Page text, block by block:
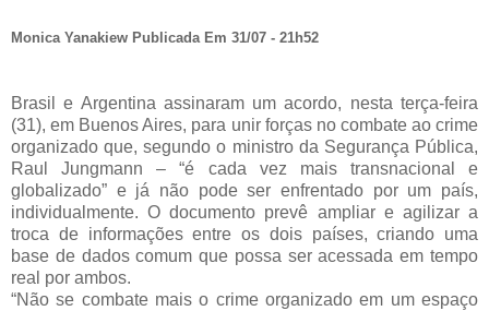
Monica Yanakiew Publicada Em 31/07 - 21h52
Brasil e Argentina assinaram um acordo, nesta terça-feira
(31), em Buenos Aires, para unir forças no combate ao crime
organizado que, segundo o ministro da Segurança Pública,
Raul Jungmann – “é cada vez mais transnacional e
globalizado” e já não pode ser enfrentado por um país,
individualmente. O documento prevê ampliar e agilizar a
troca de informações entre os dois países, criando uma
base de dados comum que possa ser acessada em tempo
real por ambos.
“Não se combate mais o crime organizado em um espaço